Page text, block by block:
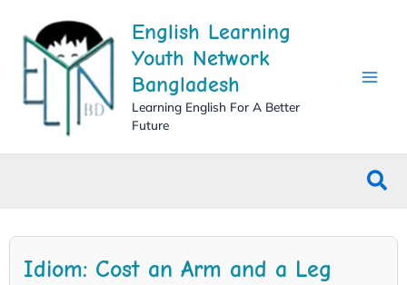
content
English Learning
Youth Network
Bangladesh
Learning English For A Better
Future
Idiom: Cost an Arm and a Leg